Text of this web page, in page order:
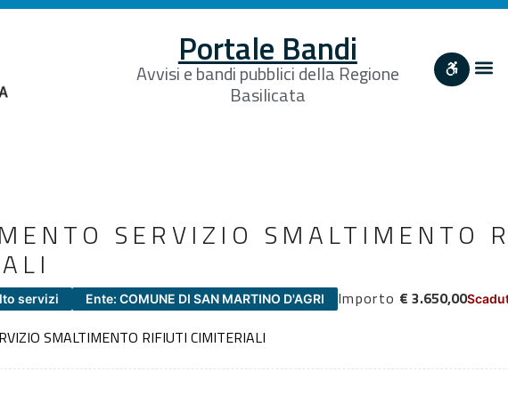
Portale Bandi
Avvisi e bandi pubblici della Regione
Basilicata
SERVIZIO SMALTIMENTO
servizi Ente: COMUNE DI SAN MARTINO D'AGRI Importo € 3.650,00
SMALTIMENTO RIFIUTI CIMITERIALI